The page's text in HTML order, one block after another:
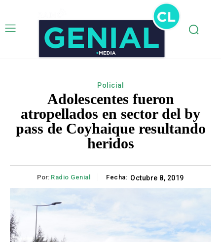
Policial
Adolescentes fueron
atropellados en sector del by
pass de Coyhaique resultando
heridos
Por: Radio Genial Fecha: Octubre 8, 2019